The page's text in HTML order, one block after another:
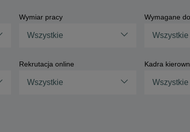
Wymiar pracy
Wszystkie
Wymagane
Wszystkie
Rekrutacja online
Wszystkie
Kadra
Wszystkie